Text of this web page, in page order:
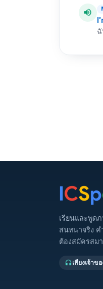
volume_up
เรียนและพูด
สนทนาจริง ค
ต้องสมัครสม
headphones เสียงเจ้าข